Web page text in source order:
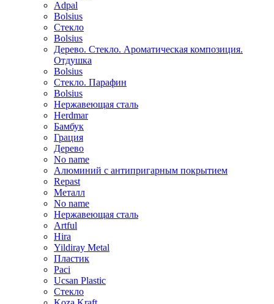
Adpal
Bolsius
Стекло
Bolsius
Дерево. Стекло. Ароматическая композиция.
Отдушка
Bolsius
Стекло. Парафин
Bolsius
Нержавеющая сталь
Herdmar
Бамбук
Грация
Дерево
No name
Алюминий с антипригарным покрытием
Repast
Металл
No name
Нержавеющая сталь
Artful
Hira
Yildiray Metal
Пластик
Paci
Ucsan Plastic
Стекло